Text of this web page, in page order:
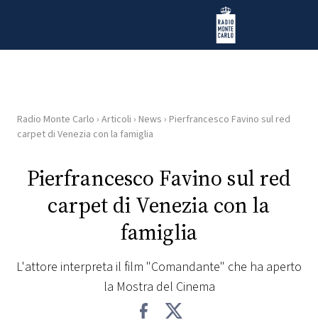
Radio Monte Carlo
HOME
RADIO
WEB
PLAYLIST
Radio Monte Carlo › Articoli › News › Pierfrancesco Favino sul red
carpet di Venezia con la famiglia
Pierfrancesco Favino sul red
carpet di Venezia con la
famiglia
L'attore interpreta il film "Comandante" che ha aperto
la Mostra del Cinema